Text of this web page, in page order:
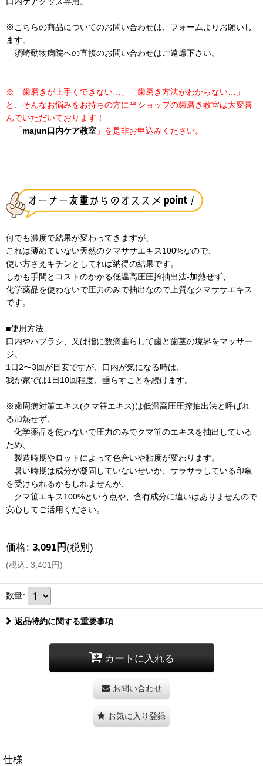
※こちらの商品についてのお問い合わせは、フォームよりお願いし
ます。
須崎動物病院への直接のお問い合わせはご遠慮下さい。
※「歯磨きが上手くできない…」「歯磨き方法がわからない…」
と、そんなお悩みをお持ちの方に当ショップの歯磨き教室は大変喜
んでいただいております！
「majun口内ケア教室 」を是非お申込みください。
何でも濃度で結果が変わってきますが、
これは薄めていない天然のクマササエキス100%なので、
使い方さえキチンとしてれば納得の結果です。
しかも手間とコストのかかる低温高圧圧搾抽出法-加熱せず、
化学薬品を使わないで圧力のみで抽出なので上質なクマササエキス
です。
■使用方法
口内やハブラシ、又は指に数滴垂らして歯と歯茎の境界をマッサー
ジ。
1日2〜3回が目安ですが、口内が気になる時は、
我が家では1日10回程度、垂らすことを続けます。
※歯周病対策エキス(クマ笹エキス)は低温高圧圧搾抽出法と呼ばれ
る加熱せず、
化学薬品を使わないで圧力のみでクマ笹のエキスを抽出している
ため、
製造時期やロットによって色合いや粘度が変わります。
暑い時期は成分が凝固していないせいか、サラサラしている印象
を受けられるかもしれませんが、
クマ笹エキス100%という点や、含有成分に違いはありませんので
安心してご活用ください。
価格: 3,091円 (税別)
(税込: 3,401 円)
数量:
返品特約に関する重要事項
カートに入れる
お問い合わせ
お気に入り登録
仕様